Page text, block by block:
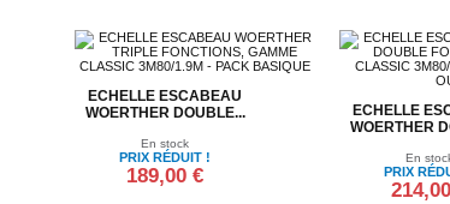
ECHELLE ESCABEAU
WOERTHER DOUBLE...
En stock
PRIX RÉDUIT !
189,00 €
ECHELLE
WOERTHER
En
PRIX